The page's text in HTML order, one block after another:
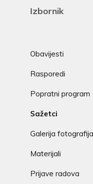
Izbornik
Obavijesti
Rasporedi
Popratni program
Sažetci
Galerija fotografija
Materijali
Prijave radova